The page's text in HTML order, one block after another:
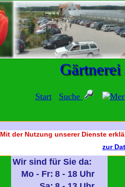
Start Suche
Gärtnerei
Wir sind für Sie da:
Mo - Fr: 8 - 18 Uhr
Mit der Nutzung unserer Dienste
zur